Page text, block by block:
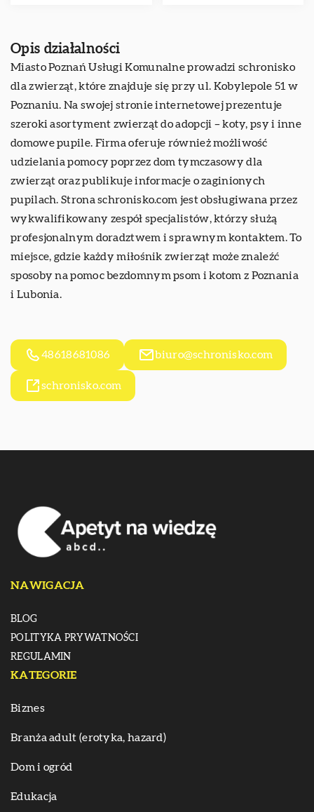
Opis działalności
Miasto Poznań Usługi Komunalne prowadzi schronisko
dla zwierząt, które znajduje się przy ul. Kobylepole 51 w
Poznaniu. Na swojej stronie internetowej prezentuje
szeroki asortyment zwierząt do adopcji – koty, psy i inne
domowe pupile. Firma oferuje również możliwość
udzielania pomocy poprzez dom tymczasowy dla
zwierząt oraz publikuje informacje o zaginionych
pupilach. Strona schronisko.com jest obsługiwana przez
wykwalifikowany zespół specjalistów, którzy służą
profesjonalnym doradztwem i sprawnym kontaktem. To
miejsce, gdzie każdy miłośnik zwierząt może znaleźć
sposoby na pomoc bezdomnym psom i kotom z Poznania
i Lubonia.
48618681086 biuro@schronisko.com
schronisko.com
NAWIGACJA
BLOG
POLITYKA PRYWATNOŚCI
REGULAMIN
KATEGORIE
Biznes
Branża adult (erotyka, hazard)
Dom i ogród
Edukacja